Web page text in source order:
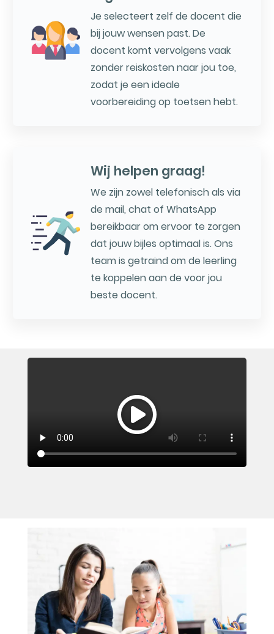
Je selecteert zelf de docent die
bij jouw wensen past. De
docent komt vervolgens vaak
zonder reiskosten naar jou toe,
zodat je een ideale
voorbereiding op toetsen hebt.
Wij helpen graag!
We zijn zowel telefonisch als via
de mail, chat of WhatsApp
bereikbaar om ervoor te zorgen
dat jouw bijles optimaal is. Ons
team is getraind om de leerling
te koppelen aan de voor jou
beste docent.